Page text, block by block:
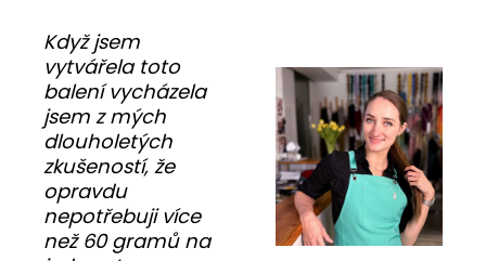
Když jsem
vytvářela toto
balení vycházela
jsem z mých
dlouholetých
zkušeností, že
opravdu
nepotřebuji více
než 60 gramů na